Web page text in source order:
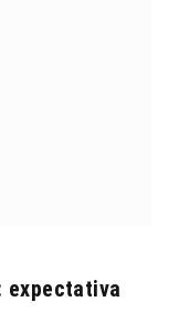
expectativa